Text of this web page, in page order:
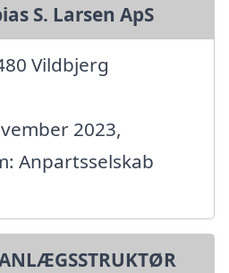
S. Larsen ApS
Vildbjerg
2023,
Anpartsselskab